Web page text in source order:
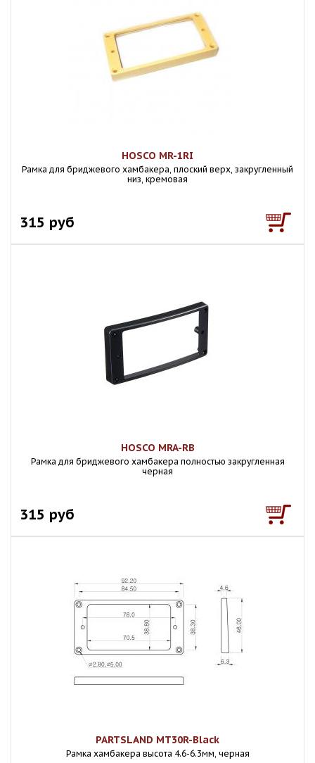
HOSCO MR-1RI
Рамка для бриджевого хамбакера, плоский верх, закругленный
низ, кремовая
315 руб
HOSCO MRA-RB
Рамка для бриджевого хамбакера полностью закругленная
черная
315 руб
PARTSLAND MT30R-Black
Рамка хамбакера высота 4.6-6.3мм, черная